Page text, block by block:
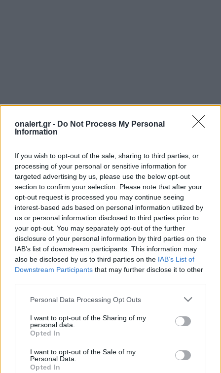
onalert.gr - Do Not Process My Personal
Information
If you wish to opt-out of the sale, sharing to third parties, or
processing of your personal or sensitive information for
targeted advertising by us, please use the below opt-out
section to confirm your selection. Please note that after your
opt-out request is processed you may continue seeing
interest-based ads based on personal information utilized by
us or personal information disclosed to third parties prior to
your opt-out. You may separately opt-out of the further
disclosure of your personal information by third parties on the
IAB’s list of downstream participants. This information may
also be disclosed by us to third parties on the IAB’s List of
Downstream Participants that may further disclose it to other
Personal Data Processing Opt Outs
I want to opt-out of the Sharing of my
personal data.
Opted In
I want to opt-out of the Sale of my
Personal Data.
Opted In
Διάβασε επίσης
Patriot στη Σαουδική
επαναξιολογείται η
ελληνική παρουσία –
H «Βαβέλ»
Ακολουθήστε το onalert.gr στοGoogle
News και μάθετε πρώτοι όλες τις ειδήσεις
για την άμυνα.
J-36 STEALTH ΜΑΧΗΤΙΚΑ ΑΕΡΟΣΚΑΦΗ